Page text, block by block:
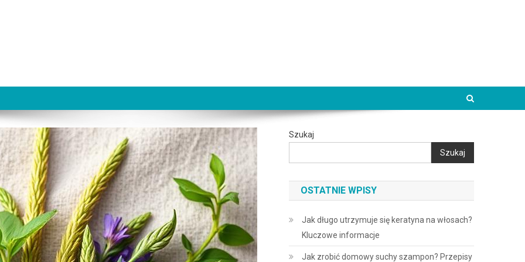
Szukaj
Szukaj
OSTATNIE WPISY
Jak długo utrzymuje się keratyna na włosach?
Kluczowe informacje
Jak zrobić domowy suchy szampon? Przepisy